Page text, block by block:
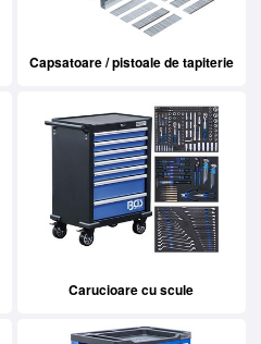
Capsatoare / pistoale de tapiterie
Carucioare cu scule